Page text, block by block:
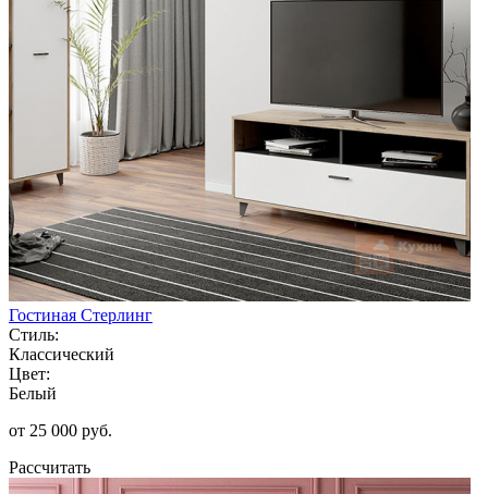
Гостиная Стерлинг
Стиль:
Классический
Цвет:
Белый
от 25 000 руб.
Рассчитать